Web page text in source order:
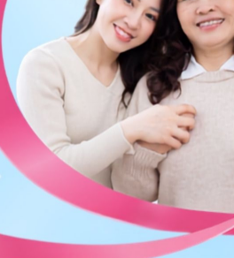
Chia sẻ
Mổ lấy thai Sản phụ khoa